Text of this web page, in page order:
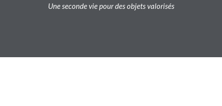
Une seconde vie pour des objets valorisés